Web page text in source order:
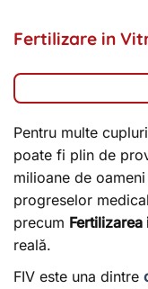
Fertilizare in
Pentru multe
poate fi plin de
milioane de
progreselor
precum Fertilizarea
reală.
FIV este una dintre